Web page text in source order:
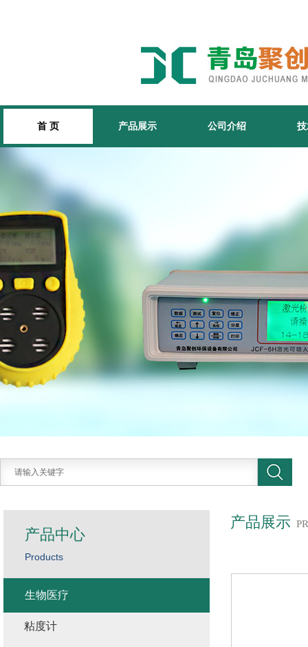
首 页 产品展示 公司介绍
产品展示
产品中心
Products
生物医疗
粘度计